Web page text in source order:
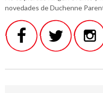
novedades de Duchenne